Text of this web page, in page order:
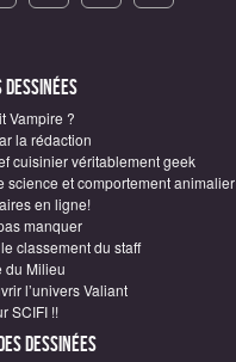
Vampire ?
la rédaction
cuisinier véritablement geek
science et comportement animalier
en ligne!
manquer
classement du staff
du Milieu
l’univers Valiant
SCIFI !!
Dessinées